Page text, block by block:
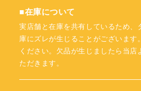
■在庫について
実店舗と在庫を共有しているため、
庫にズレが生じることがございます
ください。欠品が生じましたら当店
ただきます。